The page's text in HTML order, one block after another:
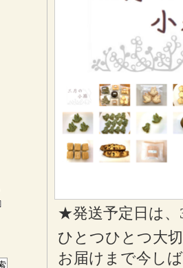
★発送予定日は、
ひとつひとつ大
お届けまで今し